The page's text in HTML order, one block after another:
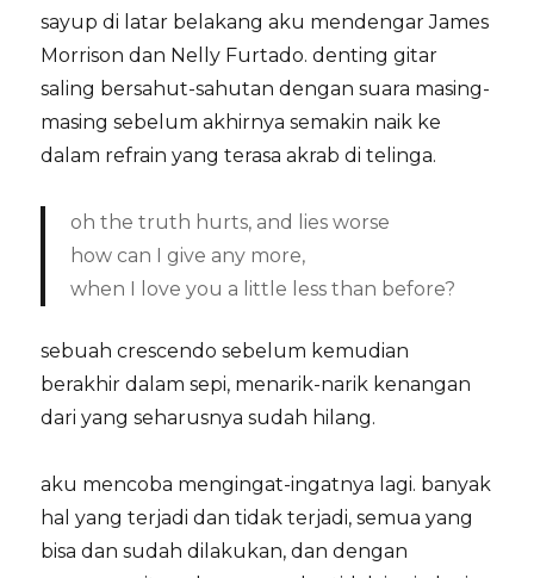
sayup di latar belakang aku mendengar James
Morrison dan Nelly Furtado. denting gitar
saling bersahut-sahutan dengan suara masing-
masing sebelum akhirnya semakin naik ke
dalam refrain yang terasa akrab di telinga.
oh the truth hurts, and lies worse
how can I give any more,
when I love you a little less than before?
sebuah crescendo sebelum kemudian
berakhir dalam sepi, menarik-narik kenangan
dari yang seharusnya sudah hilang.
aku mencoba mengingat-ingatnya lagi. banyak
hal yang terjadi dan tidak terjadi, semua yang
bisa dan sudah dilakukan, dan dengan